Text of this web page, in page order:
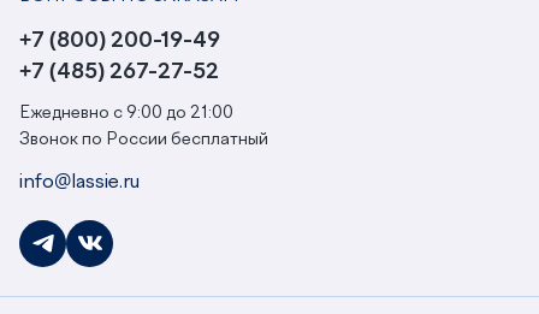
+7 (800) 200-19-49
+7 (485) 267-27-52
Ежедневно с 9:00 до 21:00
Звонок по России бесплатный
info@lassie.ru